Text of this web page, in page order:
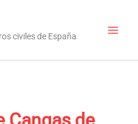
civiles de España